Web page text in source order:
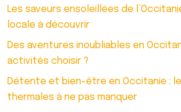
Les saveurs ensoleillées de
locale à découvrir
Des aventures inoubliables en
activités choisir ?
Détente et bien-être en Occitanie :
thermales à ne pas manquer